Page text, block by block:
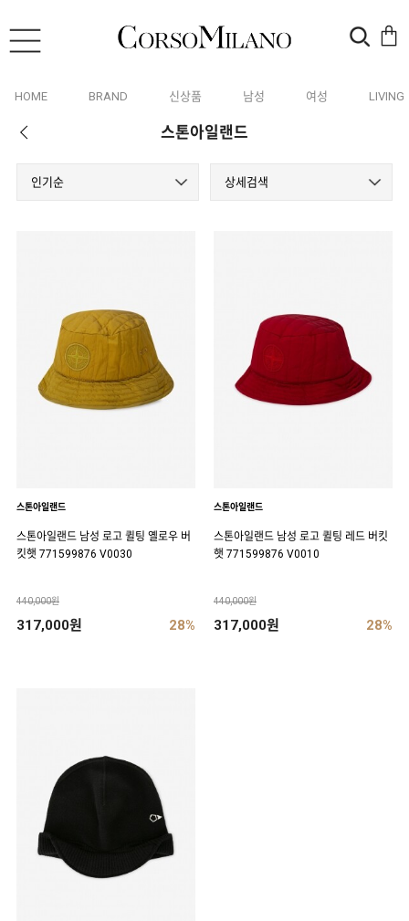
HOME BRAND 신상품 남성 여성 LIVING
스톤아일랜드
인기순 상세검색
스톤아일랜드
스톤아일랜드 남성 로고 퀼팅 옐로우 버
킷햇 771599876 V0030
440,000원
317,000원 28%
스톤아일랜드
스톤아일랜드 남성 로고 퀼팅 레드 버킷
햇 771599876 V0010
440,000원
317,000원 28%